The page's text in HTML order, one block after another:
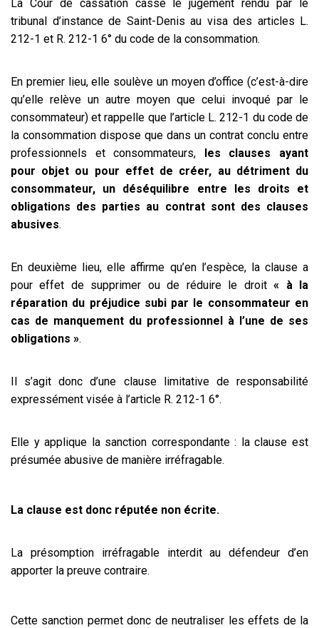
La Cour de cassation casse le jugement rendu par le
tribunal d’instance de Saint-Denis au visa des articles L.
212-1 et R. 212-1 6° du code de la consommation.
En premier lieu, elle soulève un moyen d’office (c’est-à-dire
qu’elle relève un autre moyen que celui invoqué par le
consommateur) et rappelle que l’article L. 212-1 du code de
la consommation dispose que dans un contrat conclu entre
professionnels et consommateurs, les clauses ayant
pour objet ou pour effet de créer, au détriment du
consommateur, un déséquilibre entre les droits et
obligations des parties au contrat sont des clauses
abusives.
En deuxième lieu, elle affirme qu’en l’espèce, la clause a
pour effet de supprimer ou de réduire le droit« à la
réparation du préjudice subi par le consommateur en
cas de manquement du professionnel à l’une de ses
obligations ».
Il s’agit donc d’une clause limitative de responsabilité
expressément visée à l’article R. 212-1 6°.
Elle y applique la sanction correspondante : la clause est
présumée abusive de manière irréfragable.
La clause est donc réputée non écrite.
La présomption irréfragable interdit au défendeur d’en
apporter la preuve contraire.
Cette sanction permet donc de neutraliser les effets de la